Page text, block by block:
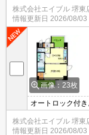
株式会社エイブル 堺東
情報更新日 2026/08/03
画像：23枚
オートロック付
株式会社エイブル 堺東
情報更新日 2026/08/03